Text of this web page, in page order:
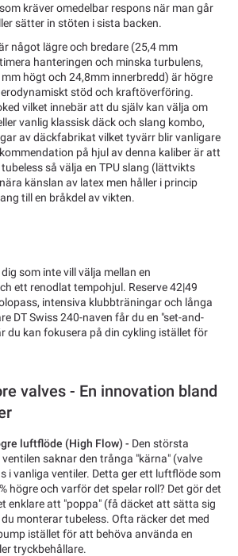
kräver omedelbar respons när man går
sätter in stöten i sista backen.
något lägre och bredare (25,4 mm
hanteringen och minska turbulens,
högt och 24,8mm innerbredd) är högre
stöd och kraftöverföring.
vilket innebär att du själv kan välja om
vanlig klassisk däck och slang kombo,
av däckfabrikat vilket tyvärr blir vanligare
på hjul av denna kaliber är att
så välja en TPU slang (lättvikts
känslan av latex men håller i princip
till en bråkdel av vikten.
som inte vill välja mellan en
ett renodlat tempohjul. Reserve 42|49
intensiva klubbträningar och långa
DT Swiss 240-naven får du en "set-and-
du kan fokusera på din cykling istället för
valves - En innovation bland
luftflöde (High Flow) - Den största
saknar den trånga "kärna" (valve
i vanliga ventiler. Detta ger ett luftflöde som
högre och varför det spelar roll? Det gör det
enklare att "poppa" (få däcket att sätta sig
monterar tubeless. Ofta räcker det med
istället för att behöva använda en
tryckbehållare.